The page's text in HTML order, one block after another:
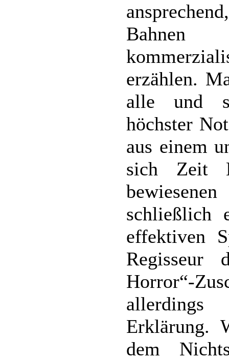
erzählen.
alle und
höchster
aus einem
sich Zeit
schließlich
effektiven
Regisseur
Horror“-
Erklärung.
dem